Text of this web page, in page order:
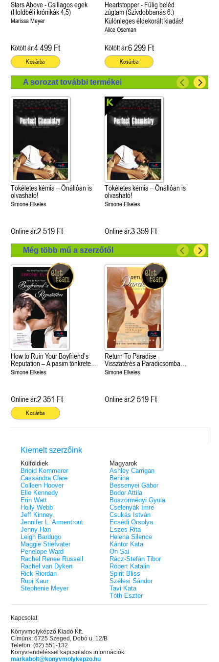
Stars Above - Csillagos egek
(Holdbéli krónikák 4,5)
Marissa Meyer
Kötött ár:4 499 Ft
Kosárba
Heartstopper - Fülig beléd
zúgtam (Szívdobbanás 6.)
Különleges éldekorált kiadás!
Alice Oseman
Kötött ár:6 299 Ft
Kosárba
A sorozat további termékei
Tökéletes kémia – Önállóan is
olvasható!
Simone Elkeles
Online ár:2 519 Ft
Tökéletes kémia – Önállóan is
olvasható!
Simone Elkeles
Online ár:3 359 Ft
Még több mű a szerzőtől
How to Ruin Your Boyfriend’s
Reputation – A pasim tönkretett
hírneve (Hogyan tegyük tönkre
Simone Elkeles
Online ár:2 351 Ft
Kosárba
Return To Paradise -
Visszatérés a Paradicsomba
(Kiűzetés a Paradicsomból 2.)
Simone Elkeles
Online ár:2 519 Ft
Kiemelt szerzőink
Külföldiek
Brigid Kemmerer
Cassandra Clare
Colleen Hoover
Elle Kennedy
Erin Watt
Holly Webb
Jeff Kinney
Jennifer L. Armentrout
Jenny Han
Leigh Bardugo
Maggie Stiefvater
Penelope Ward
Rachel Renee Russell
Rachel van Dyken
Rick Riordan
Rupi Kaur
Stephenie Meyer
Magyarok
Ashley Carrigan
Benina
Bessenyei Gábor
Bodor Attila
Böszörményi Gyula
Cselenyák Imre
Csukás István
Ecsédi Orsolya
Eszes Rita
Helena Silence
Kántor Kata
On Sai
Rácz-Stefán Tibor
Róbert Katalin
Spirit Bliss
Szélesi Sándor
Tavi Kata
Tóth Eszter
Kapcsolat
Könyvmolyképző Kiadó Kft.
Címünk: 6725 Szeged, Dobó u. 12/B
Telefon: (62) 551-132
Könyvrendeléssel kapcsolatos információk:
markabolt@konyvmolykepzo.hu